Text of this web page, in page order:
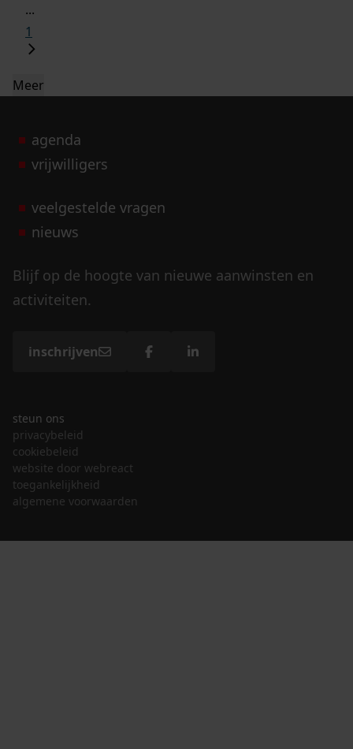
...
1
Meer
agenda
vrijwilligers
veelgestelde vragen
nieuws
Blijf op de hoogte van nieuwe aanwinsten en
activiteiten.
inschrijven
steun ons
privacybeleid
cookiebeleid
website door webreact
toegankelijkheid
algemene voorwaarden